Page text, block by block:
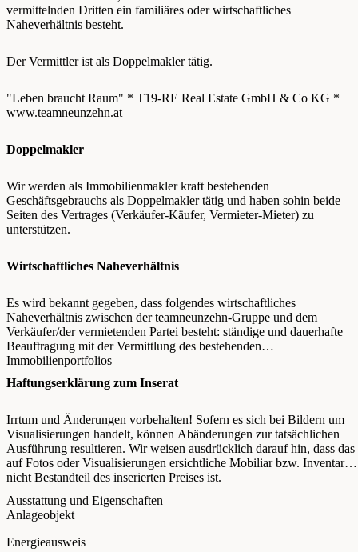
vermittelnden Dritten ein familiäres oder wirtschaftliches
Naheverhältnis besteht.
Der Vermittler ist als Doppelmakler tätig.
"Leben braucht Raum" * T19-RE Real Estate GmbH & Co KG *
www.teamneunzehn.at
Doppelmakler
Wir werden als Immobilienmakler kraft bestehenden
Geschäftsgebrauchs als Doppelmakler tätig und haben sohin beide
Seiten des Vertrages (Verkäufer-Käufer, Vermieter-Mieter) zu
unterstützen.
Wirtschaftliches Naheverhältnis
Es wird bekannt gegeben, dass folgendes wirtschaftliches
Naheverhältnis zwischen der teamneunzehn-Gruppe und dem
Verkäufer/der vermietenden Partei besteht: ständige und dauerhafte
Beauftragung mit der Vermittlung des bestehenden
Immobilienportfolios
Haftungserklärung zum Inserat
Irrtum und Änderungen vorbehalten! Sofern es sich bei Bildern um
Visualisierungen handelt, können Abänderungen zur tatsächlichen
Ausführung resultieren. Wir weisen ausdrücklich darauf hin, dass das
auf Fotos oder Visualisierungen ersichtliche Mobiliar bzw. Inventar
nicht Bestandteil des inserierten Preises ist.
Ausstattung und Eigenschaften
Anlageobjekt
Energieausweis